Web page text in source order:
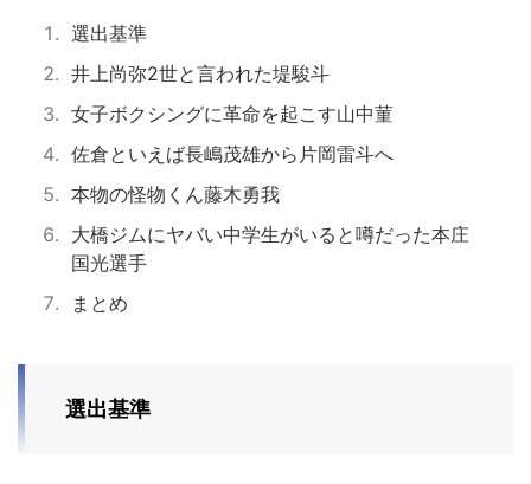
選出基準
井上尚弥2世と言われた堤駿斗
女子ボクシングに革命を起こす山中菫
佐倉といえば長嶋茂雄から片岡雷斗へ
本物の怪物くん藤木勇我
大橋ジムにヤバい中学生がいると噂だった本庄
国光選手
まとめ
選出基準